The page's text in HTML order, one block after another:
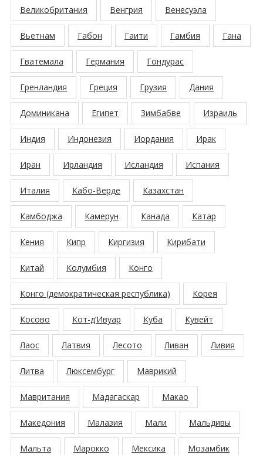
Великобритания Венгрия Венесуэла
Вьетнам Габон Гаити Гамбия Гана
Гватемала Германия Гондурас
Гренландия Греция Грузия Дания
Доминикана Египет Зимбабве Израиль
Индия Индонезия Иордания Ирак
Иран Ирландия Исландия Испания
Италия Кабо-Верде Казахстан
Камбоджа Камерун Канада Катар
Кения Кипр Киргизия Кирибати
Китай Колумбия Конго
Конго (демократическая республика) Корея
Косово Кот-д’Ивуар Куба Кувейт
Лаос Латвия Лесото Ливан Ливия
Литва Люксембург Маврикий
Мавритания Мадагаскар Макао
Македония Малазия Мали Мальдивы
Мальта Марокко Мексика Мозамбик